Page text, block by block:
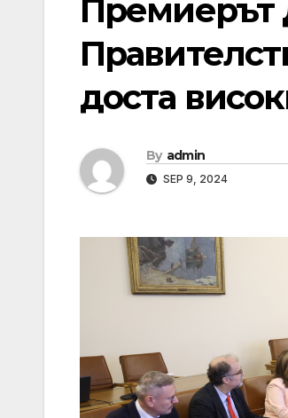
Премиерът
доста
By admin
SEP 9, 2024